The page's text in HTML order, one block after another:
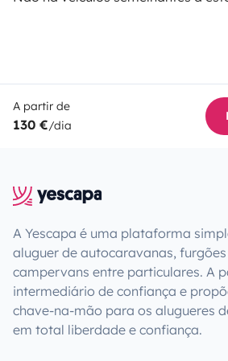
A partir de
130 €/dia
A Yescapa é uma plataforma
aluguer de autocaravanas,
campervans entre particulares. A
intermediário de confiança e
chave-na-mão para os alugueres
em total liberdade e confiança.